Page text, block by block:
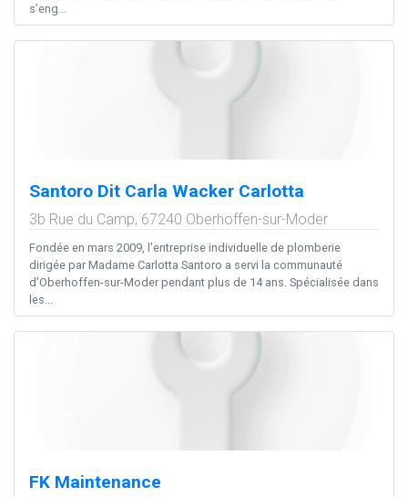
s’eng...
Santoro Dit Carla Wacker Carlotta
3b Rue du Camp, 67240 Oberhoffen-sur-Moder
Fondée en mars 2009, l’entreprise individuelle de plomberie
dirigée par Madame Carlotta Santoro a servi la communauté
d’Oberhoffen-sur-Moder pendant plus de 14 ans. Spécialisée dans
les...
FK Maintenance